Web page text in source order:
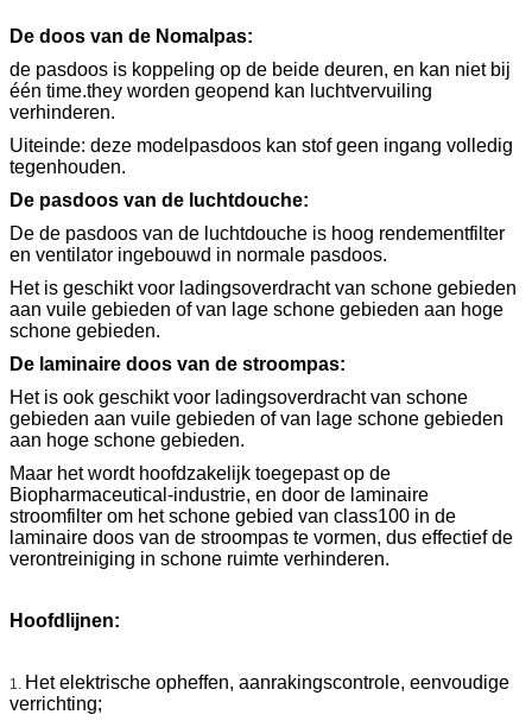
De doos van de Nomalpas:
de pasdoos is koppeling op de beide deuren, en kan niet bij
één time.they worden geopend kan luchtvervuiling
verhinderen.
Uiteinde: deze modelpasdoos kan stof geen ingang volledig
tegenhouden.
De pasdoos van de luchtdouche:
De de pasdoos van de luchtdouche is hoog rendementfilter
en ventilator ingebouwd in normale pasdoos.
Het is geschikt voor ladingsoverdracht van schone gebieden
aan vuile gebieden of van lage schone gebieden aan hoge
schone gebieden.
De laminaire doos van de stroompas:
Het is ook geschikt voor ladingsoverdracht van schone
gebieden aan vuile gebieden of van lage schone gebieden
aan hoge schone gebieden.
Maar het wordt hoofdzakelijk toegepast op de
Biopharmaceutical-industrie, en door de laminaire
stroomfilter om het schone gebied van class100 in de
laminaire doos van de stroompas te vormen, dus effectief de
verontreiniging in schone ruimte verhinderen.
Hoofdlijnen:
1. Het elektrische opheffen, aanrakingscontrole, eenvoudige
verrichting;